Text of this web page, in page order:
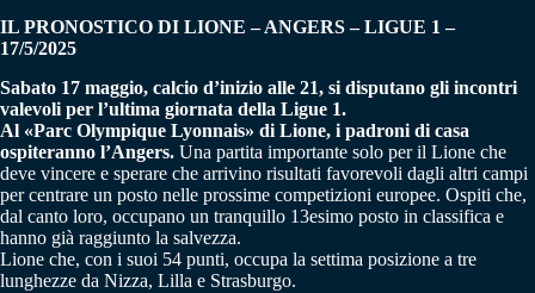
IL PRONOSTICO DI LIONE – ANGERS–LIGUE 1 –
17/5/2025
Sabato 17 maggio, calcio d’inizio alle 21, si disputano gli incontri
valevoli per l’ultima giornata della Ligue 1.
Al «Parc Olympique Lyonnais» di Lione, i padroni di casa
ospiteranno l’Angers. Una partita importante solo per il Lione che
deve vincere e sperare che arrivino risultati favorevoli dagli altri campi
per centrare un posto nelle prossime competizioni europee. Ospiti che,
dal canto loro, occupano un tranquillo 13esimo posto in classifica e
hanno già raggiunto la salvezza.
Lione che, con i suoi 54 punti, occupa la settima posizione a tre
lunghezze da Nizza, Lilla e Strasburgo.